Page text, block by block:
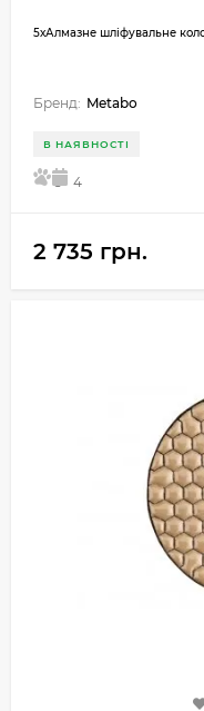
5хАлмазне шліфувальне
Бренд: Metabo
В НАЯВНОСТІ
5 4
2 735 грн.